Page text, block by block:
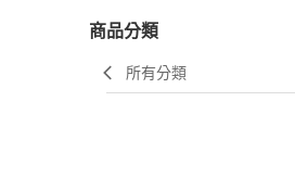
商品分類
所有分類